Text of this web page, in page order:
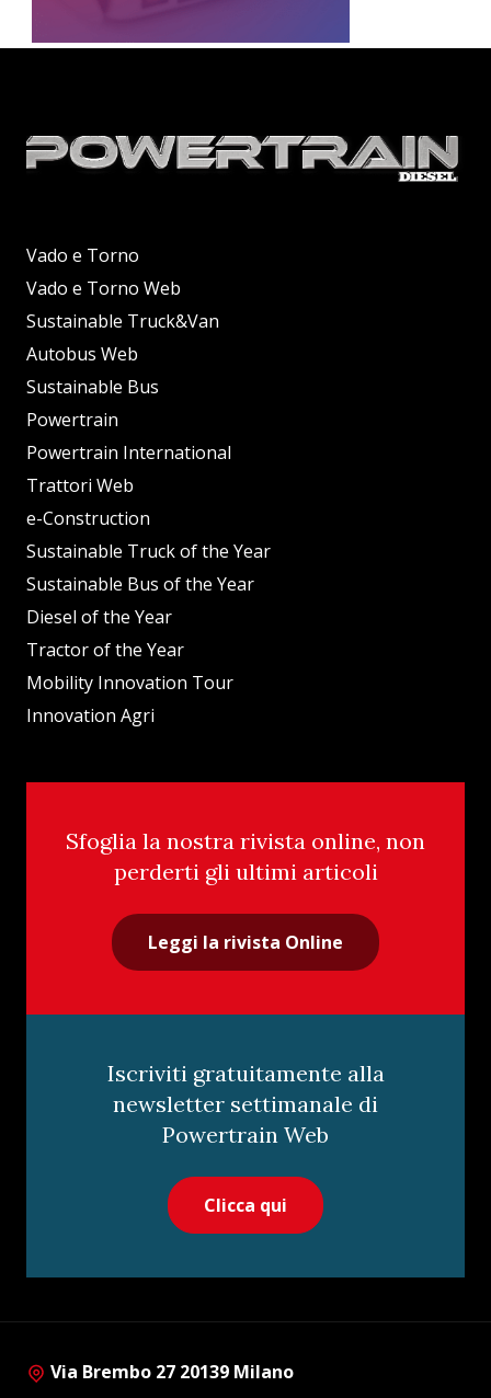
Vado e Torno
Vado e Torno Web
Sustainable Truck&Van
Autobus Web
Sustainable Bus
Powertrain
Powertrain International
Trattori Web
e-Construction
Sustainable Truck of the Year
Sustainable Bus of the Year
Diesel of the Year
Tractor of the Year
Mobility Innovation Tour
Innovation Agri
Sfoglia la nostra rivista online, non
perderti gli ultimi articoli
Leggi la rivista Online
Iscriviti gratuitamente alla
newsletter settimanale di
Powertrain Web
Clicca qui
Via Brembo 27 20139 Milano